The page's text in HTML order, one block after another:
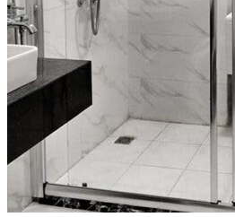
Cửa nhôm Xingfa nhập khẩu
Cửa nhôm Xingfa Việt Nam
Cửa nhôm thủy lực
Cửa trượt quay
Cửa nhôm Slim
Mái kính
Mái kính nghệ thuật
Mái kính sân thượng
Mái kính tự động
Mái kính giếng trời